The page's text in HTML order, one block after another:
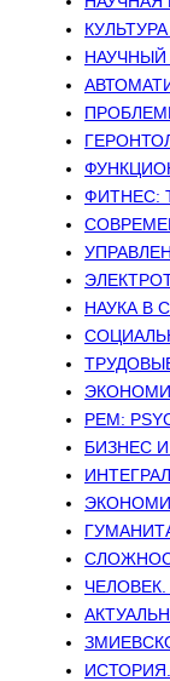
НАУЧНЫЙ
ФИТНЕС:
НАУКА В
PEM:
БИЗНЕС